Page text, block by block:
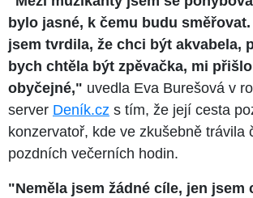
bylo jasné, k čemu budu
jsem tvrdila, že chci být akvabela,
bych chtěla být zpěvačka, mi
obyčejné," uvedla Eva Burešová v
server Deník.cz s tím, že její cesta
konzervatoř, kde ve zkušebně trávila
pozdních večerních hodin.
"Neměla jsem žádné cíle, jen jsem